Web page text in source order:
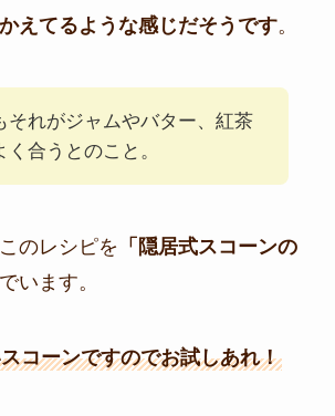
えてるような感じだそうです。
それがジャムやバター、紅茶
く合うとのこと。
のレシピを 「隠居式スコーンの
います。
コーンですのでお試しあれ！